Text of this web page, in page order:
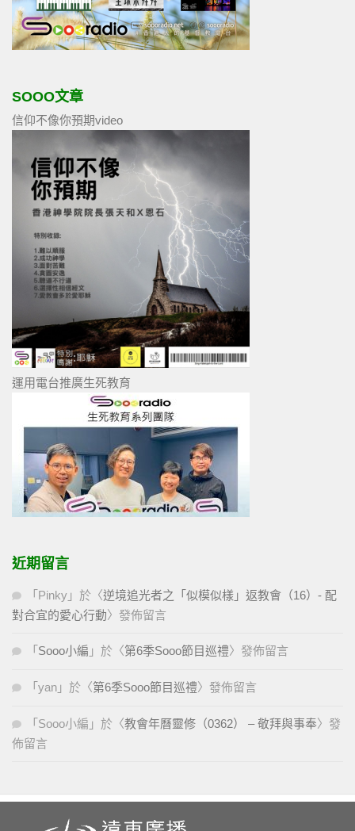
SOOO文章
信仰不像你預期video
運用電台推廣生死教育
近期留言
「 Pinky 」於〈逆境追光者之「似模似樣」返教會（16）- 配
對合宜的愛心行動〉發佈留言
「 Sooo小編 」於〈第6季Sooo節目巡禮〉發佈留言
「 yan 」於〈第6季Sooo節目巡禮〉發佈留言
「 Sooo小編 」於〈教會年曆靈修（0362） – 敬拜與事奉〉發
佈留言